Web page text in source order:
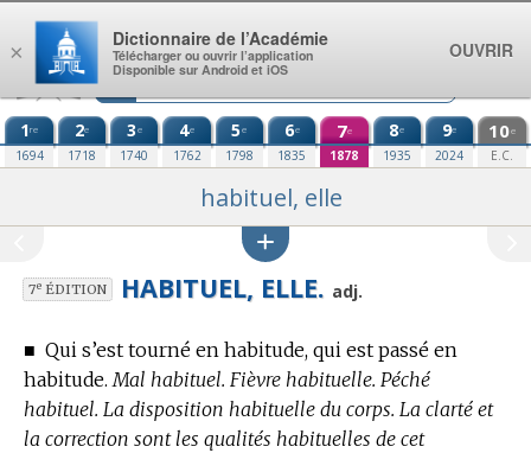
Aller au contenu
1re
1694
2e
1718
3e
1740
4e
1762
5e
1798
6e
1835
7e
1878
8e
1935
9e
2024
10e
E.C.
habituel, elle
7eÉDITION HABITUEL, ELLE. adj.
■ Qui s’est tourné en habitude, qui est passé en
habitude. Mal habituel. Fièvre habituelle. Péché
habituel. La disposition habituelle du corps. La clarté et
la correction sont les qualités habituelles de cet
×
Dictionnaire de l’Académie
Télécharger ou ouvrir l’application
Disponible sur Android et iOS
OUVRIR